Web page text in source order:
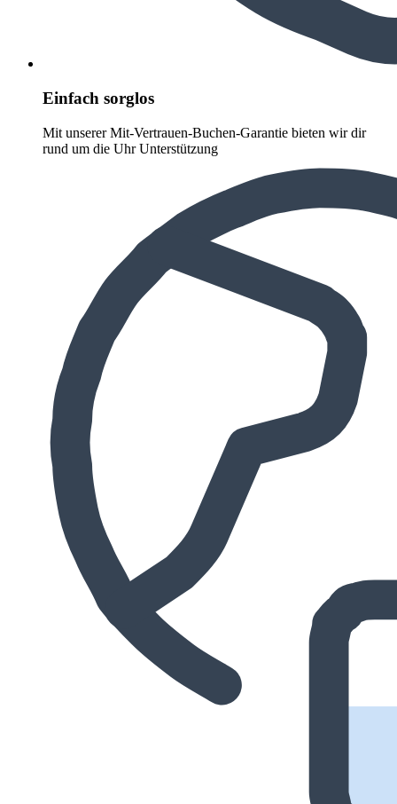
Einfach sorglos
Mit unserer Mit-Vertrauen-Buchen-Garantie bieten wir dir
rund um die Uhr Unterstützung